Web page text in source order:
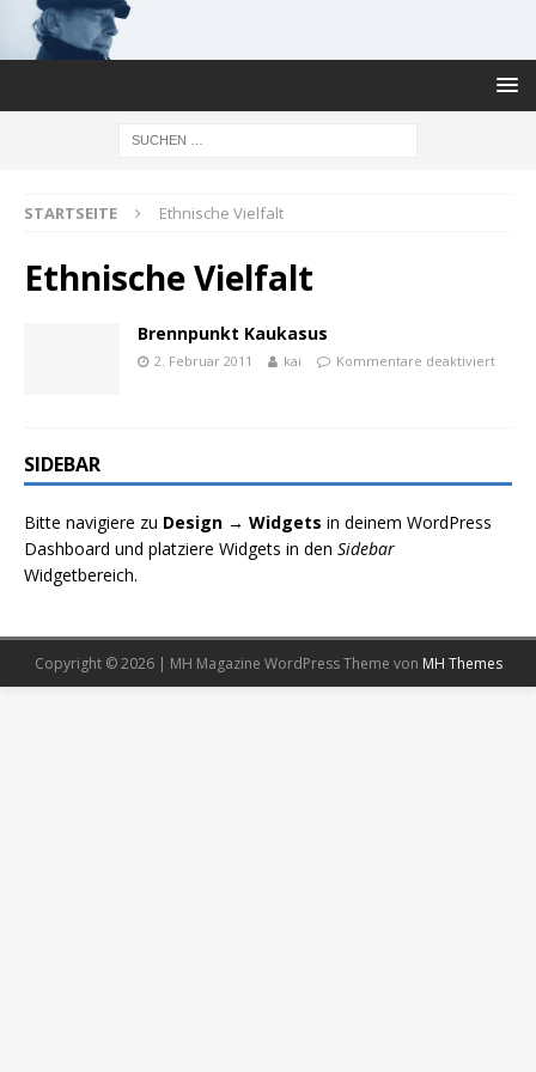
STARTSEITE Ethnische Vielfalt
Ethnische Vielfalt
Brennpunkt Kaukasus
2. Februar 2011 kai Kommentare deaktiviert
SIDEBAR
Bitte navigiere zu Design → Widgets in deinem WordPress
Dashboard und platziere Widgets in den Sidebar
Widgetbereich.
Copyright © 2026 | MH Magazine WordPress Theme von MH Themes